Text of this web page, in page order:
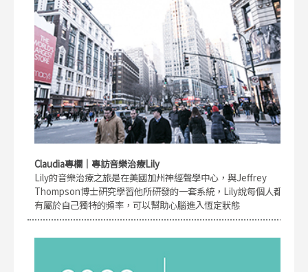
Claudia專欄｜專訪音樂治療Lily
Lily的音樂治療之旅是在美國加州神經聲學中心，與Jeffrey
Thompson博士研究學習他所研發的一套系統，Lily說每個人都
有屬於自己獨特的頻率，可以幫助心腦進入恆定狀態